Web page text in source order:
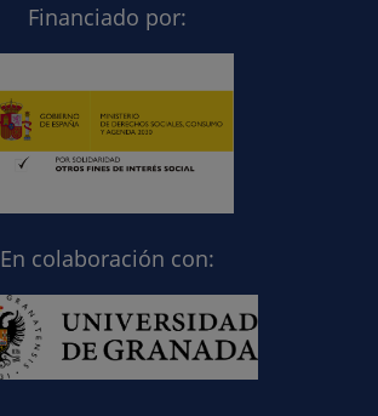
Financiado por:
En colaboración con: